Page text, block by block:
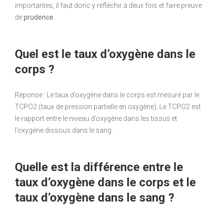
importantes, il faut donc y réfléchir à deux fois et faire preuve
deprudence
Quel est le taux d’oxygène dans le
corps ?
Réponse : Le taux d’oxygène dans le corps est mesuré par le
TCPO2 (taux de pression partielle en oxygène). Le TCPO2 est
le rapport entre le niveau d’oxygène dans les tissus et
l’oxygène dissous dans le sang.
Quelle est la différence entre le
taux d’oxygène dans le corps et le
taux d’oxygène dans le sang ?